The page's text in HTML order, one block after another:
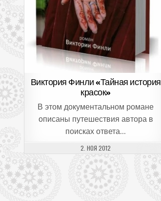
Виктория Финли «Тайная история
красок»
В этом документальном романе
описаны путешествия автора в
поисках ответа…
ДАТА ПУБЛИКАЦИИ:
2. НОЯ 2012